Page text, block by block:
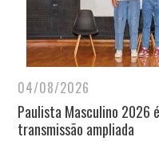
04/08/2026
Paulista Masculino 2026
transmissão ampliada